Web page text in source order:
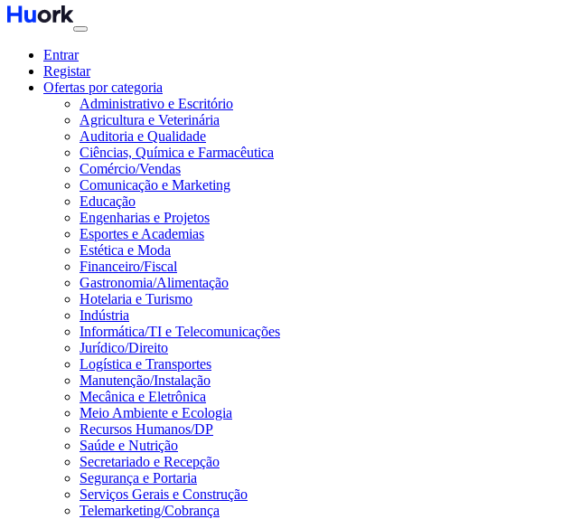
Entrar
Registar
Ofertas por categoria
Administrativo e Escritório
Agricultura e Veterinária
Auditoria e Qualidade
Ciências, Química e Farmacêutica
Comércio/Vendas
Comunicação e Marketing
Educação
Engenharias e Projetos
Esportes e Academias
Estética e Moda
Financeiro/Fiscal
Gastronomia/Alimentação
Hotelaria e Turismo
Indústria
Informática/TI e Telecomunicações
Jurídico/Direito
Logística e Transportes
Manutenção/Instalação
Mecânica e Eletrônica
Meio Ambiente e Ecologia
Recursos Humanos/DP
Saúde e Nutrição
Secretariado e Recepção
Segurança e Portaria
Serviços Gerais e Construção
Telemarketing/Cobrança